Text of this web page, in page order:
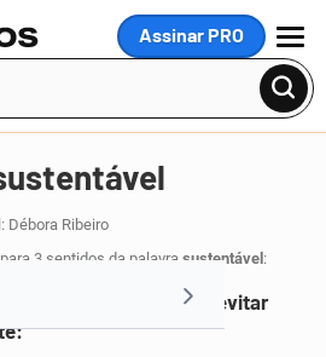
Assinar PRO
MENU
Débora Ribeiro
para 3 sentidos da palavra sustentável :
ambiental para evitar